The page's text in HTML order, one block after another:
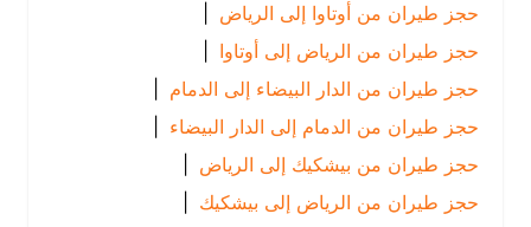
حجز طيران من أوتاوا إلى الرياض
|
حجز طيران من الرياض إلى أوتاوا |
حجز طيران من الدار البيضاء إلى الدمام
|
حجز طيران من الدمام إلى الدار البيضاء |
حجز طيران من بيشكيك إلى الرياض
|
حجز طيران من الرياض إلى بيشكيك |